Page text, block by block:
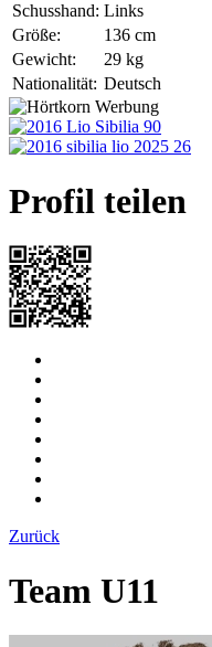
Schusshand: Links
Größe:
136 cm
Gewicht:
29 kg
Nationalität: Deutsch
Profil teilen
Zurück
Team U11